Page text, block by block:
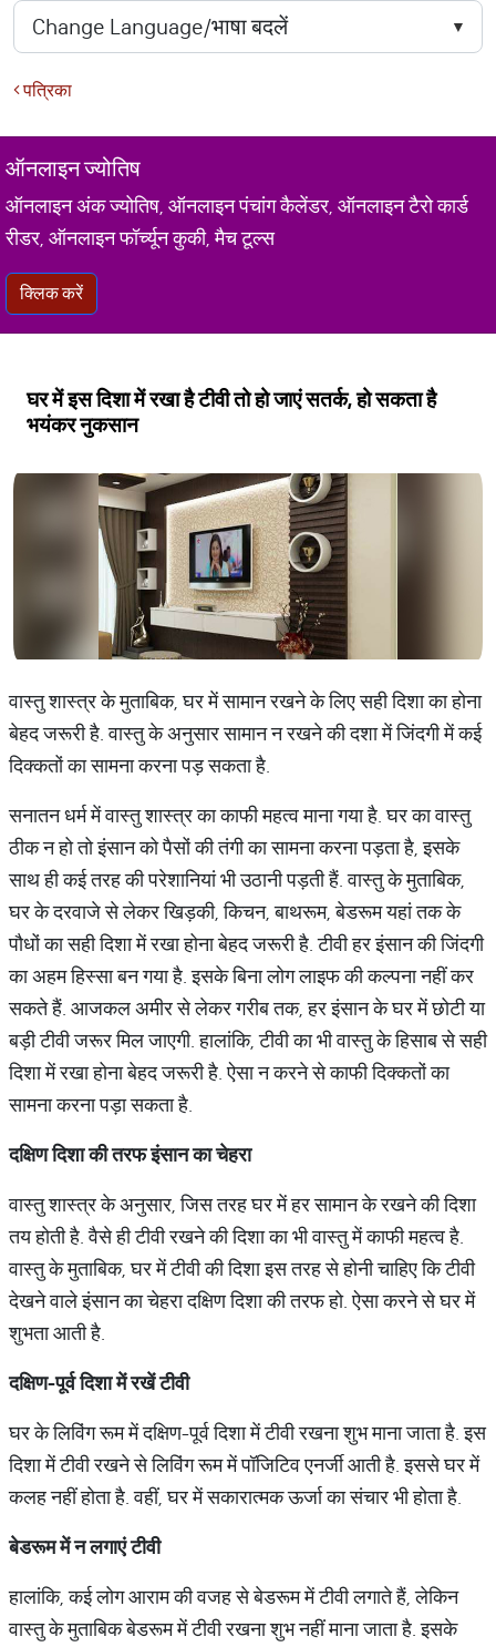
पत्रिका
ऑनलाइन ज्योतिष
ऑनलाइन अंक ज्योतिष, ऑनलाइन पंचांग कैलेंडर, ऑनलाइन टैरो कार्ड
रीडर, ऑनलाइन फॉर्च्यून कुकी, मैच टूल्स
क्लिक करें
घर में इस दिशा में रखा है टीवी तो हो जाएं सतर्क, हो सकता है
भयंकर नुकसान
वास्तु शास्त्र के मुताबिक, घर में सामान रखने के लिए सही दिशा का होना
बेहद जरूरी है. वास्तु के अनुसार सामान न रखने की दशा में जिंदगी में कई
दिक्कतों का सामना करना पड़ सकता है.
सनातन धर्म में वास्तु शास्त्र का काफी महत्व माना गया है. घर का वास्तु
ठीक न हो तो इंसान को पैसों की तंगी का सामना करना पड़ता है, इसके
साथ ही कई तरह की परेशानियां भी उठानी पड़ती हैं. वास्तु के मुताबिक,
घर के दरवाजे से लेकर खिड़की, किचन, बाथरूम, बेडरूम यहां तक के
पौधों का सही दिशा में रखा होना बेहद जरूरी है. टीवी हर इंसान की जिंदगी
का अहम हिस्सा बन गया है. इसके बिना लोग लाइफ की कल्पना नहीं कर
सकते हैं. आजकल अमीर से लेकर गरीब तक, हर इंसान के घर में छोटी या
बड़ी टीवी जरूर मिल जाएगी. हालांकि, टीवी का भी वास्तु के हिसाब से सही
दिशा में रखा होना बेहद जरूरी है. ऐसा न करने से काफी दिक्कतों का
सामना करना पड़ा सकता है.
दक्षिण दिशा की तरफ इंसान का चेहरा
वास्तु शास्त्र के अनुसार, जिस तरह घर में हर सामान के रखने की दिशा
तय होती है. वैसे ही टीवी रखने की दिशा का भी वास्तु में काफी महत्व है.
वास्तु के मुताबिक, घर में टीवी की दिशा इस तरह से होनी चाहिए कि टीवी
देखने वाले इंसान का चेहरा दक्षिण दिशा की तरफ हो. ऐसा करने से घर में
शुभता आती है.
दक्षिण-पूर्व दिशा में रखें टीवी
घर के लिविंग रूम में दक्षिण-पूर्व दिशा में टीवी रखना शुभ माना जाता है. इस
दिशा में टीवी रखने से लिविंग रूम में पॉजिटिव एनर्जी आती है. इससे घर में
कलह नहीं होता है. वहीं, घर में सकारात्मक ऊर्जा का संचार भी होता है.
बेडरूम में न लगाएं टीवी
हालांकि, कई लोग आराम की वजह से बेडरूम में टीवी लगाते हैं, लेकिन
वास्तु के मुताबिक बेडरूम में टीवी रखना शुभ नहीं माना जाता है. इसके